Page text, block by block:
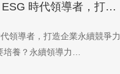
永續領導力養成課程｜培養 ESG 時代領導者，打造企業永續競爭力
領導者，打造企業永續競爭力
培養？永續領導力